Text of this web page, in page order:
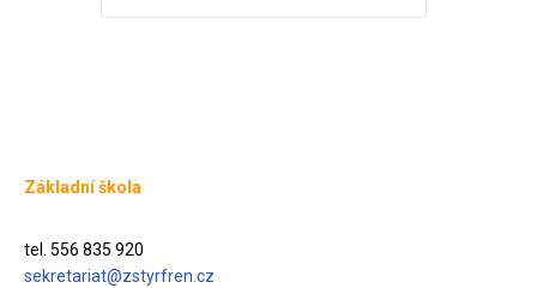
Základní škola
tel. 556 835 920
sekretariat@zstyrfren.cz